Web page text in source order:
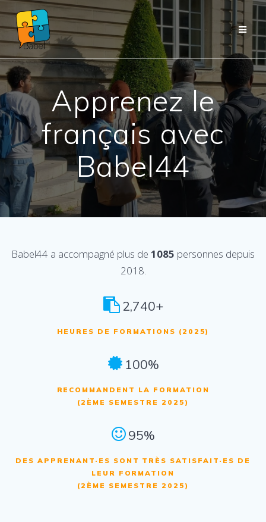
Passer
au
contenu
Apprenez le
français avec
Babel44
Babel44 a accompagné plus de 1085 personnes depuis
2018.
2,740+
HEURES DE FORMATIONS (2025)
100%
RECOMMANDENT LA FORMATION
(2ÈME SEMESTRE 2025)
95%
DES APPRENANT·ES SONT TRÈS SATISFAIT·ES DE
LEUR FORMATION
(2ÈME SEMESTRE 2025)